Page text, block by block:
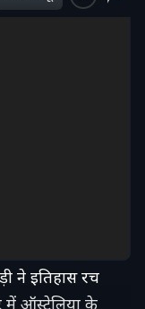
ने इतिहास रच